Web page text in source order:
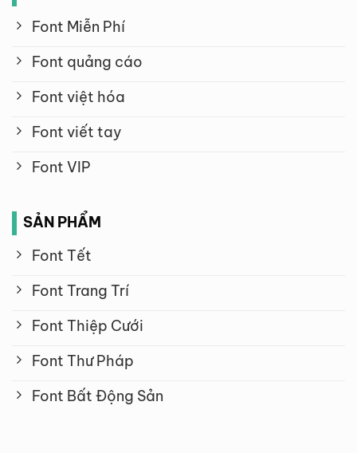
Font Miễn Phí
Font quảng cáo
Font việt hóa
Font viết tay
Font VIP
SẢN PHẨM
Font Tết
Font Trang Trí
Font Thiệp Cưới
Font Thư Pháp
Font Bất Động Sản